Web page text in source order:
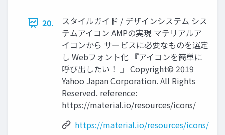
20.
スタイルガイド / デザインシステム シス
テムアイコン AMPの実現 マテリアルア
イコンから サービスに必要なものを選定
し Webフォント化 『アイコンを簡単に
呼び出したい！ 』 Copyright© 2019
Yahoo Japan Corporation. All Rights
Reserved. reference:
https://material.io/resources/icons/
https://material.io/resources/icons/